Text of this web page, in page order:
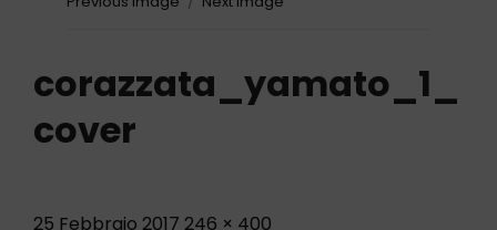
corazzata_yamato_1_
cover
Posted
25 Febbraio 2017 Full
246 × 400